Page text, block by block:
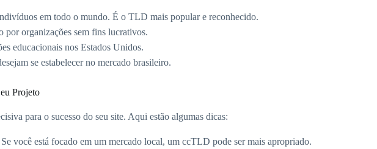
em todo o mundo. É o TLD mais popular e reconhecido.
por organizações sem fins lucrativos.
educacionais nos Estados Unidos.
se estabelecer no mercado brasileiro.
Projeto
para o sucesso do seu site. Aqui estão algumas dicas:
Se você está focado em um mercado local, um ccTLD pode ser mais apropriado.